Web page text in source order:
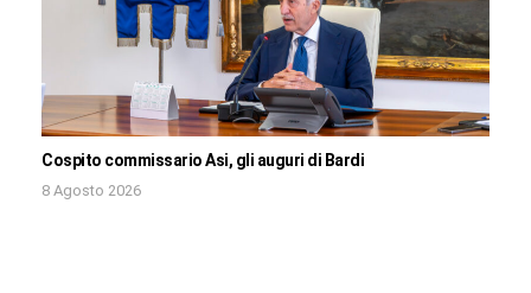
Cospito commissario Asi, gli auguri di Bardi
8 Agosto 2026